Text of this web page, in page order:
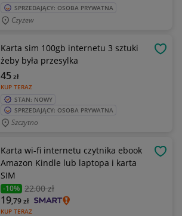
SPRZEDAJĄCY: OSOBA PRYWATNA
Czyżew
Karta sim 100gb internetu 3 sztuki
żeby była przesylka
KUP TERAZ
45zł
STAN: NOWY
SPRZEDAJĄCY: OSOBA PRYWATNA
Szczytno
Karta wi-fi internetu czytnika ebook
Amazon Kindle lub laptopa i karta
SIM
-10% 22,00 zł
KUP TERAZ
19,79zł